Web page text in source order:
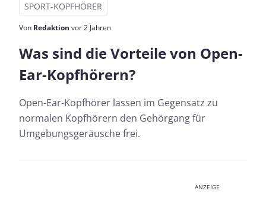
SPORT-KOPFHÖRER
Von Redaktion vor 2 Jahren
Was sind die Vorteile von Open-
Ear-Kopfhörern?
Open-Ear-Kopfhörer lassen im Gegensatz zu
normalen Kopfhörern den Gehörgang für
Umgebungsgeräusche frei.
ANZEIGE